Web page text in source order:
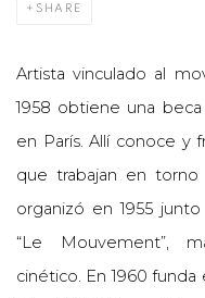
SHARE
Artista vinculado al
1958 obtiene una
en París. Allí conoce y
que trabajan en torno
organizó en 1955
“Le Mouvement”,
cinético. En 1960